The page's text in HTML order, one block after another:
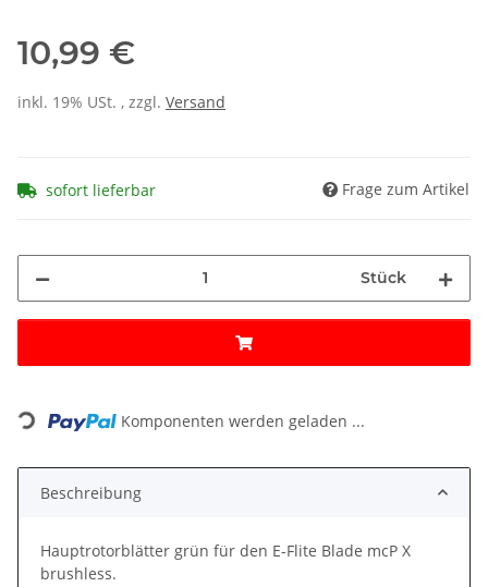
10,99 €
inkl. 19% USt. , zzgl. Versand
sofort lieferbar Frage zum Artikel
Stück
Loading... Komponenten werden geladen ...
Beschreibung
Hauptrotorblätter grün für den E-Flite Blade mcP X
brushless.